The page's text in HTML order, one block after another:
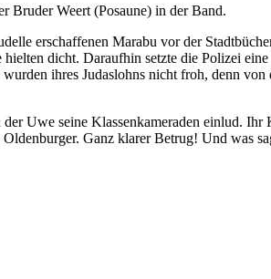
Bruder Weert (Posaune) in der Band.
erschaffenen Marabu vor der
dicht. Daraufhin setzte die Polizei
ihres Judaslohns nicht froh, denn von
Uwe seine Klassenkameraden einlud.
Ganz klarer Betrug! Und was